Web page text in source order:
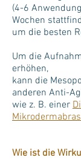
(4-6
Wochen
um die besten
Um die
erhöhen,
kann die
anderen Anti-
wie z. B. einer
Wie ist die